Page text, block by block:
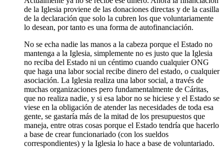
de la Iglesia proviene de las donaciones directas y de la casilla
de la declaración que solo la cubren los que voluntariamente
lo desean, por tanto es una forma de autofinanciación.
No se echa nadie las manos a la cabeza porque el Estado no
mantenga a la Iglesia, simplemente no es justo que la Iglesia
no reciba del Estado ni un céntimo cuando cualquier ONG
que haga una labor social recibe dinero del estado, o cualquier
asociación. La Iglesia realiza una labor social, a través de
muchas organizaciones pero fundamentalmente de Cáritas,
que no realiza nadie, y si esa labor no se hiciese y el Estado se
viese en la obligación de atender las necesidades de toda esa
gente, se gastaría más de la mitad de los presupuestos que
maneja, entre otras cosas porque el Estado tendría que hacerlo
a base de crear funcionariado (con los sueldos
correspondientes) y la Iglesia lo hace a base de voluntariado.